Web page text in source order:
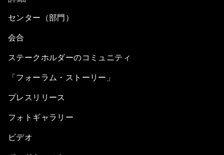
センター（部門）
会合
ステークホルダーのコミュニティ
「フォーラム・ストーリー」
プレスリリース
フォトギャラリー
ビデオ